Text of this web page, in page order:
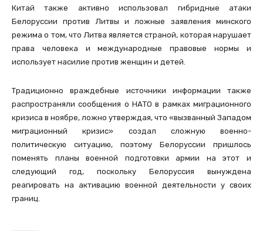
Китай также активно использовал гибридные атаки
Белоруссии против Литвы и ложные заявления минского
режима о том, что Литва является страной, которая нарушает
права человека и международные правовые нормы и
использует насилие против женщин и детей.
Традиционно враждебные источники информации также
распространяли сообщения о НАТО в рамках миграционного
кризиса в ноябре, ложно утверждая, что «вызванный Западом
миграционный кризис» создал сложную военно-
политическую ситуацию, поэтому Белоруссии пришлось
поменять планы военной подготовки армии на этот и
следующий год, поскольку Белоруссия вынуждена
реагировать на активацию военной деятельности у своих
границ.